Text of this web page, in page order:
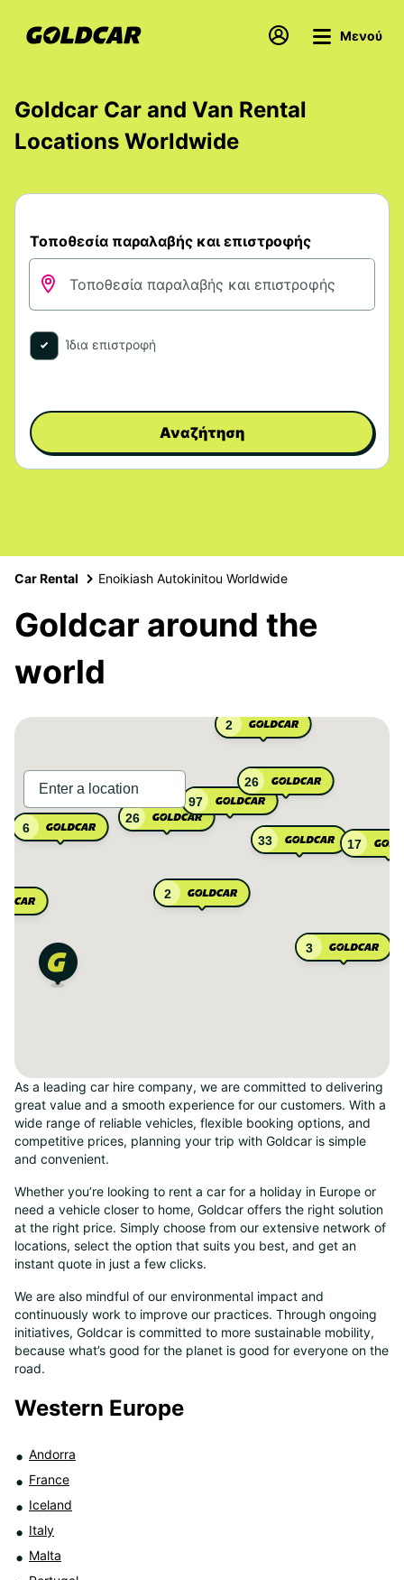
Μενού
Goldcar Car and Van Rental
Locations Worldwide
Τοποθεσία παραλαβής και επιστροφής
Ίδια επιστροφή
Αναζήτηση
Car Rental Enoikiash Autokinitou Worldwide
Goldcar around the
world
2
26
97
33
26
3
2
6
17
8
As a leading car hire company, we are committed to delivering
great value and a smooth experience for our customers. With a
wide range of reliable vehicles, flexible booking options, and
competitive prices, planning your trip with Goldcar is simple
and convenient.
Whether you’re looking to rent a car for a holiday in Europe or
need a vehicle closer to home, Goldcar offers the right solution
at the right price. Simply choose from our extensive network of
locations, select the option that suits you best, and get an
instant quote in just a few clicks.
We are also mindful of our environmental impact and
continuously work to improve our practices. Through ongoing
initiatives, Goldcar is committed to more sustainable mobility,
because what’s good for the planet is good for everyone on the
road.
Western Europe
Andorra
France
Iceland
Italy
Malta